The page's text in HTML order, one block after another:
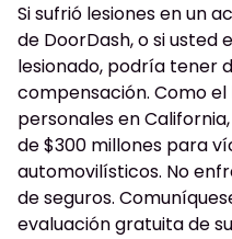
Si sufrió lesiones en un
de DoorDash, o si
lesionado, podría tener
compensación. Como
personales en
de $300 millones para
automovilísticos. No
de seguros.
evaluación gratuita de